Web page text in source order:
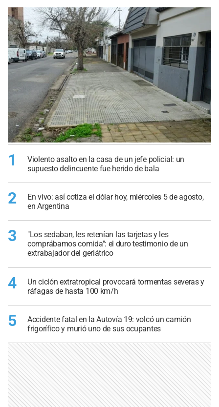
1
Violento asalto en la casa de un jefe policial: un
supuesto delincuente fue herido de bala
2
En vivo: así cotiza el dólar hoy, miércoles 5 de agosto,
en Argentina
3
"Los sedaban, les retenían las tarjetas y les
comprábamos comida": el duro testimonio de un
extrabajador del geriátrico
4
Un ciclón extratropical provocará tormentas severas y
ráfagas de hasta 100 km/h
5
Accidente fatal en la Autovía 19: volcó un camión
frigorífico y murió uno de sus ocupantes